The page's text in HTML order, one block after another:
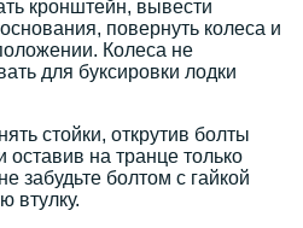
кронштейн, вывести
повернуть колеса и
Колеса не
для буксировки лодки
стойки, открутив болты
оставив на транце только
забудьте болтом с гайкой
втулку.